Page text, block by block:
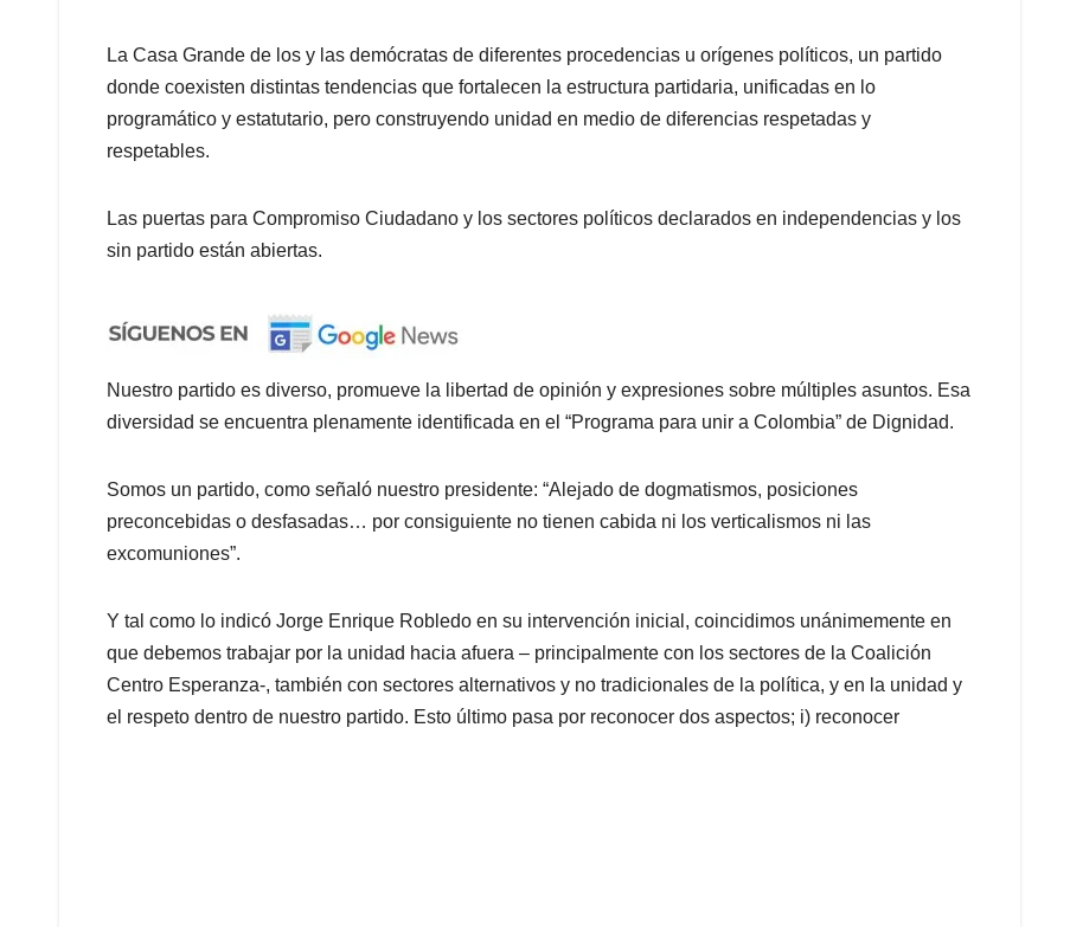
La Casa Grande de los y las demócratas de diferentes procedencias u orígenes políticos, un partido
donde coexisten distintas tendencias que fortalecen la estructura partidaria, unificadas en lo
programático y estatutario, pero construyendo unidad en medio de diferencias respetadas y
respetables.
Las puertas para Compromiso Ciudadano y los sectores políticos declarados en independencias y los
sin partido están abiertas.
Nuestro partido es diverso, promueve la libertad de opinión y expresiones sobre múltiples asuntos. Esa
diversidad se encuentra plenamente identificada en el “Programa para unir a Colombia” de Dignidad.
Somos un partido, como señaló nuestro presidente: “Alejado de dogmatismos, posiciones
preconcebidas o desfasadas… por consiguiente no tienen cabida ni los verticalismos ni las
excomuniones”.
Y tal como lo indicó Jorge Enrique Robledo en su intervención inicial, coincidimos unánimemente en
que debemos trabajar por la unidad hacia afuera – principalmente con los sectores de la Coalición
Centro Esperanza-, también con sectores alternativos y no tradicionales de la política, y en la unidad y
el respeto dentro de nuestro partido. Esto último pasa por reconocer dos aspectos; i) reconocer